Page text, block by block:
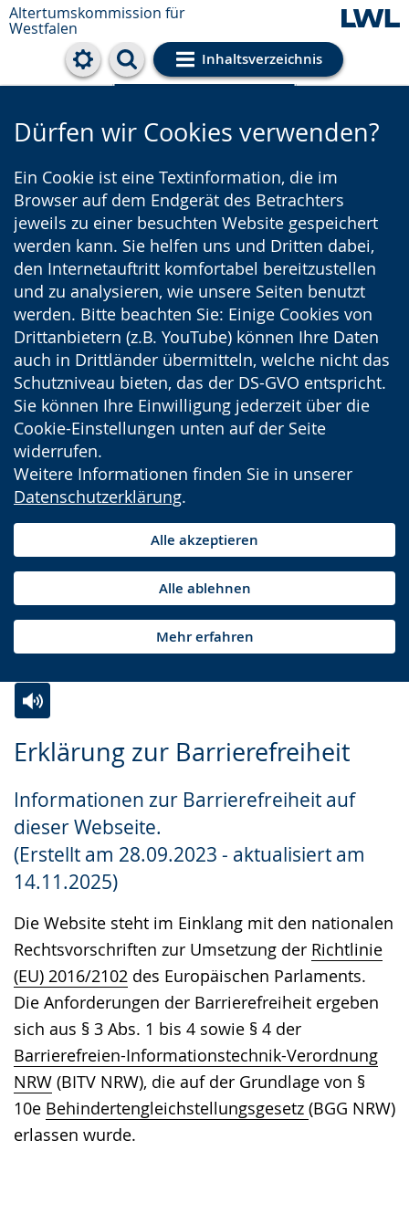
Altertumskommission für
Westfalen
Inhaltsverzeichnis
Cookie-Einstellungen
Dürfen wir Cookies verwenden?
Ein Cookie ist eine Textinformation, die im
Browser auf dem Endgerät des Betrachters
jeweils zu einer besuchten Website gespeichert
werden kann. Sie helfen uns und Dritten dabei,
den Internetauftritt komfortabel bereitzustellen
und zu analysieren, wie unsere Seiten benutzt
werden. Bitte beachten Sie: Einige Cookies von
Drittanbietern (z.B. YouTube) können Ihre Daten
auch in Drittländer übermitteln, welche nicht das
Schutzniveau bieten, das der DS-GVO entspricht.
Sie können Ihre Einwilligung jederzeit über die
Cookie-Einstellungen unten auf der Seite
widerrufen.
Weitere Informationen finden Sie in unserer
Datenschutzerklärung.
Alle akzeptieren
Alle ablehnen
Mehr erfahren
Erklärung zur Barrierefreiheit
Informationen zur Barrierefreiheit auf
dieser Webseite.
(Erstellt am 28.09.2023 - aktualisiert am
14.11.2025)
Die Website steht im Einklang mit den nationalen
Rechtsvorschriften zur Umsetzung der Richtlinie
(EU) 2016/2102 des Europäischen Parlaments.
Die Anforderungen der Barrierefreiheit ergeben
sich aus § 3 Abs. 1 bis 4 sowie § 4 der
Barrierefreien-Informationstechnik-Verordnung
NRW (BITV NRW), die auf der Grundlage von §
10e Behindertengleichstellungsgesetz (BGG NRW)
erlassen wurde.
Leichten
wechseln.
Audio-
Video
Deutscher
Gebärdensprache
wird
angezeigt.